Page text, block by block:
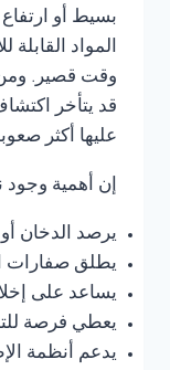
بسيط أو
المواد
وقت قصير. ومن
قد يتأخر
عليها أكثر
إن أهمية وجود
يرصد الدخان
يطلق صفارات
يساعد على
يعطي فرصة
يدعم أنظمة